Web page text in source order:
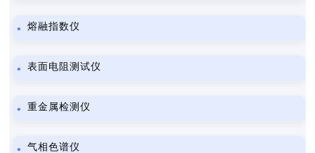
熔融指数仪
表面电阻测试仪
重金属检测仪
气相色谱仪